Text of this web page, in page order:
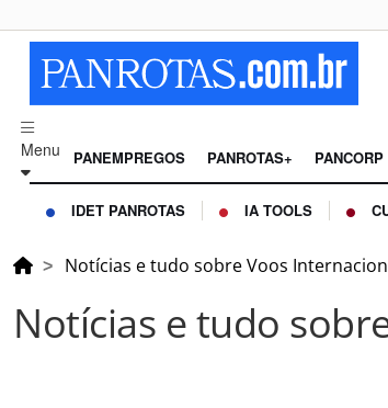
Menu PANEMPREGOS PANROTAS+ PANCORP
IDET PANROTAS IA TOOLS
Notícias e tudo sobre Voos
Notícias e tudo